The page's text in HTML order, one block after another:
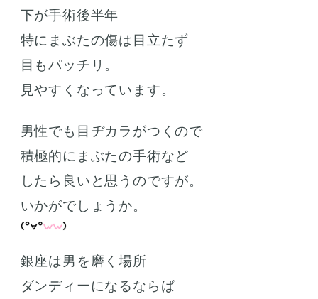
下が手術後半年
特にまぶたの傷は目立たず
目もパッチリ。
見やすくなっています。
男性でも目ヂカラがつくので
積極的にまぶたの手術など
したら良いと思うのですが。
いかがでしょうか。
銀座は男を磨く場所
ダンディーになるならば